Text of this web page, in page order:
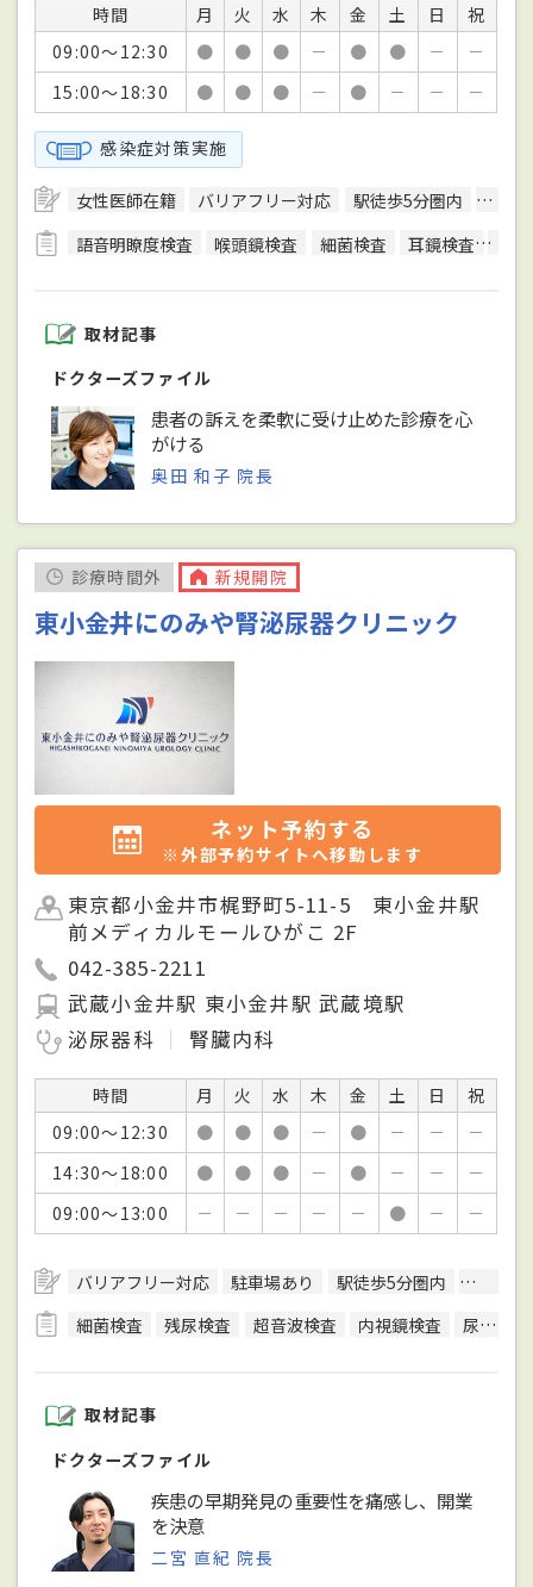
時間 月 火 水 木 金 土 日
祝
09:00～12:30
● ● ● － ● ● －
－
15:00～18:30
● ● ● － ● － － －
感染症対策実施
女性医師在籍 バリアフリー対応 駅徒歩5分圏内
エレ
語音明瞭度検査
喉頭鏡検査 細菌検査 耳鏡検査
取材記事
ドクターズファイル
患者の訴えを柔軟に受け止めた診療を心
がける
奥田 和子 院長
診療時間外 新規開院
東小金井にのみや腎泌尿器クリニック
ネット予約する
※外部予約サイトへ移動します
東京都小金井市梶野町5-11-5 東小金井駅
前メディカルモールひがこ 2F
042-385-2211
武蔵小金井駅 東小金井駅 武蔵境駅
泌尿器科
腎臓内科
時間 月 火 水 木 金 土 日
祝
09:00～12:30
● ● ● － ● － －
－
14:30～18:00
● ● ● － ● － －
－
09:00～13:00
－ － － － － ● － －
バリアフリー対応 駐車場あり 駅徒歩5分圏内
予約可
細菌検査
残尿検査 超音波検査 内視鏡検査 尿検査
取材記事
ドクターズファイル
疾患の早期発見の重要性を痛感し、開業
を決意
二宮 直紀 院長